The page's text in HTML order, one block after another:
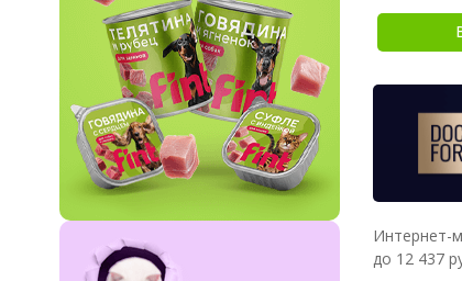
Интернет-
до 12 437